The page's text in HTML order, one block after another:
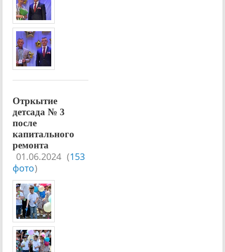
Отркытие
детсада № 3
после
капитального
ремонта
01.06.2024 (153
фото)